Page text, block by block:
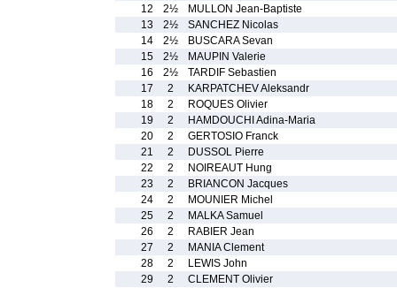
12
2½
MULLON Jean-Baptiste
13
2½
SANCHEZ Nicolas
14
2½
BUSCARA Sevan
15
2½
MAUPIN Valerie
16
2½
TARDIF Sebastien
17
2
KARPATCHEV Aleksandr
18
2
ROQUES Olivier
19
2
HAMDOUCHI Adina-Maria
20
2
GERTOSIO Franck
21
2
DUSSOL Pierre
22
2
NOIREAUT Hung
23
2
BRIANCON Jacques
24
2
MOUNIER Michel
25
2
MALKA Samuel
26
2
RABIER Jean
27
2
MANIA Clement
28
2
LEWIS John
29
2
CLEMENT Olivier